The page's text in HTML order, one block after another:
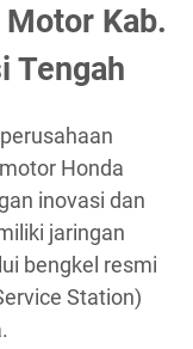
Kab.
Tengah
Honda
inovasi dan
jaringan
bengkel resmi
Station)